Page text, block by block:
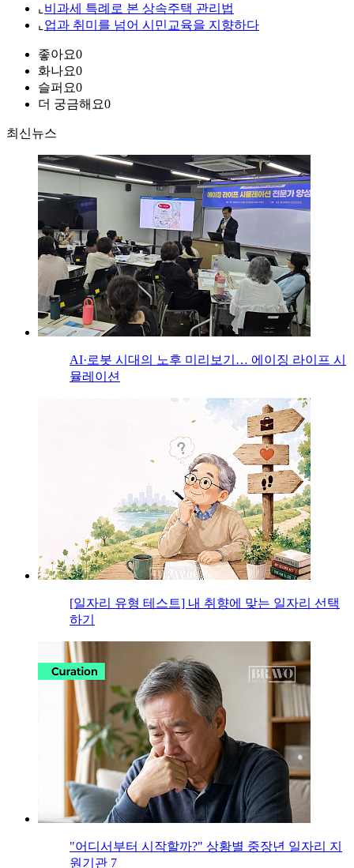
⌞ 비과세 특례로 본 상속주택 관리법
⌞ 업과 취미를 넘어 시민교육을 지향하다
좋아요0
화나요0
슬퍼요0
더 궁금해요0
최신뉴스
AI·로봇 시대의 노후 미리보기… 에이징 라이프 시
뮬레이션
[일자리 유형 테스트] 내 취향에 맞는 일자리 선택
하기
"어디서부터 시작할까?" 상황별 중장년 일자리 지
원기관 7